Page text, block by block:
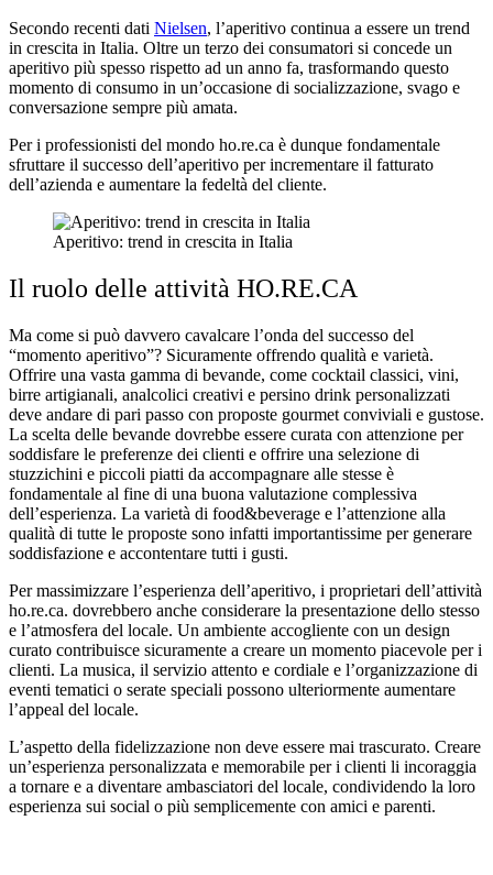
Secondo recenti dati Nielsen, l’aperitivo continua a essere un trend
in crescita in Italia. Oltre un terzo dei consumatori si concede un
aperitivo più spesso rispetto ad un anno fa, trasformando questo
momento di consumo in un’occasione di socializzazione, svago e
conversazione sempre più amata.
Per i professionisti del mondo ho.re.ca è dunque fondamentale
sfruttare il successo dell’aperitivo per incrementare il fatturato
dell’azienda e aumentare la fedeltà del cliente.
Aperitivo: trend in crescita in Italia
Il ruolo delle attività HO.RE.CA
Ma come si può davvero cavalcare l’onda del successo del
“momento aperitivo”? Sicuramente offrendo qualità e varietà.
Offrire una vasta gamma di bevande, come cocktail classici, vini,
birre artigianali, analcolici creativi e persino drink personalizzati
deve andare di pari passo con proposte gourmet conviviali e gustose.
La scelta delle bevande dovrebbe essere curata con attenzione per
soddisfare le preferenze dei clienti e offrire una selezione di
stuzzichini e piccoli piatti da accompagnare alle stesse è
fondamentale al fine di una buona valutazione complessiva
dell’esperienza. La varietà di food&beverage e l’attenzione alla
qualità di tutte le proposte sono infatti importantissime per generare
soddisfazione e accontentare tutti i gusti.
Per massimizzare l’esperienza dell’aperitivo, i proprietari dell’attività
ho.re.ca. dovrebbero anche considerare la presentazione dello stesso
e l’atmosfera del locale. Un ambiente accogliente con un design
curato contribuisce sicuramente a creare un momento piacevole per i
clienti. La musica, il servizio attento e cordiale e l’organizzazione di
eventi tematici o serate speciali possono ulteriormente aumentare
l’appeal del locale.
L’aspetto della fidelizzazione non deve essere mai trascurato. Creare
un’esperienza personalizzata e memorabile per i clienti li incoraggia
a tornare e a diventare ambasciatori del locale, condividendo la loro
esperienza sui social o più semplicemente con amici e parenti.